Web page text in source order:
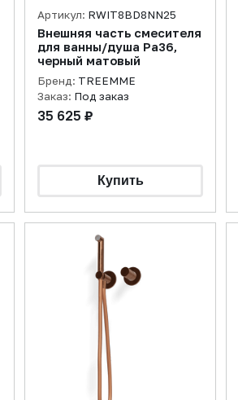
Артикул: RWIT8BD8NN25
Внешняя часть смесителя
для ванны/душа Pa36,
черный матовый
Бренд: TREEMME
Заказ: Под заказ
35 625 ₽